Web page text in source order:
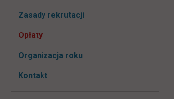
Zasady rekrutacji
Opłaty
Organizacja roku
Kontakt